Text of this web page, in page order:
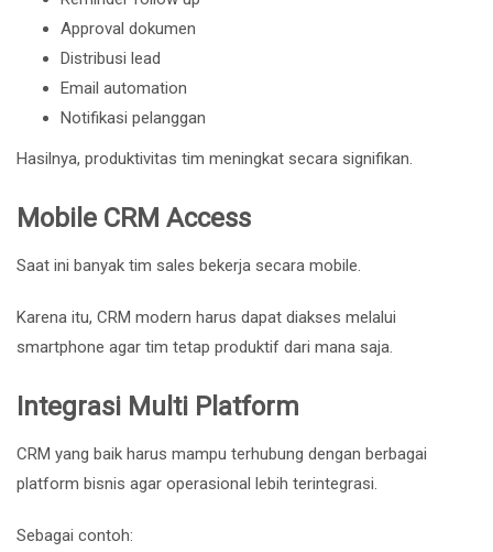
Approval dokumen
Distribusi lead
Email automation
Notifikasi pelanggan
Hasilnya, produktivitas tim meningkat secara signifikan.
Mobile CRM Access
Saat ini banyak tim sales bekerja secara mobile.
Karena itu, CRM modern harus dapat diakses melalui
smartphone agar tim tetap produktif dari mana saja.
Integrasi Multi Platform
CRM yang baik harus mampu terhubung dengan berbagai
platform bisnis agar operasional lebih terintegrasi.
Sebagai contoh: